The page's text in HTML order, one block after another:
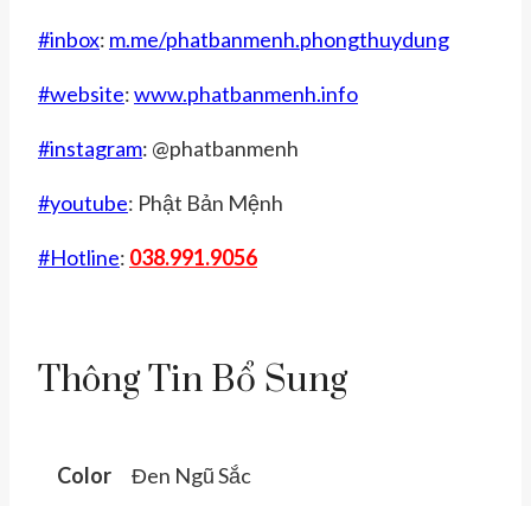
#inbox: m.me/phatbanmenh.phongthuydung
#website:www.phatbanmenh.info
#instagram: @phatbanmenh
#youtube: Phật Bản Mệnh
#Hotline: 038.991.9056
Thông Tin Bổ Sung
Color Đen Ngũ Sắc